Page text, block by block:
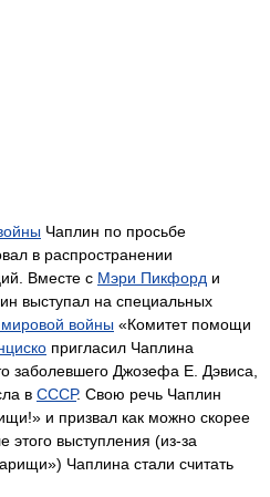
Чаплин по просьбе
в распространении
Вместе с Мэри Пикфорд и
выступал на специальных
войны «Комитет помощи
пригласил Чаплина
заболевшего Джозефа Е. Дэвиса,
в СССР. Свою речь Чаплин
и призвал как можно скорее
этого выступления (из-за
Чаплина стали считать